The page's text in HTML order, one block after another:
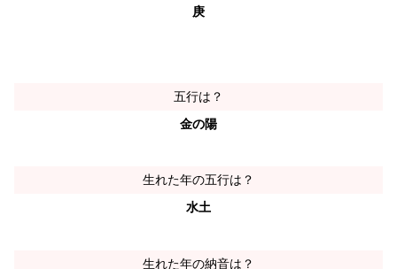
庚
五行は？
金の陽
生れた年の五行は？
水土
生れた年の納音は？